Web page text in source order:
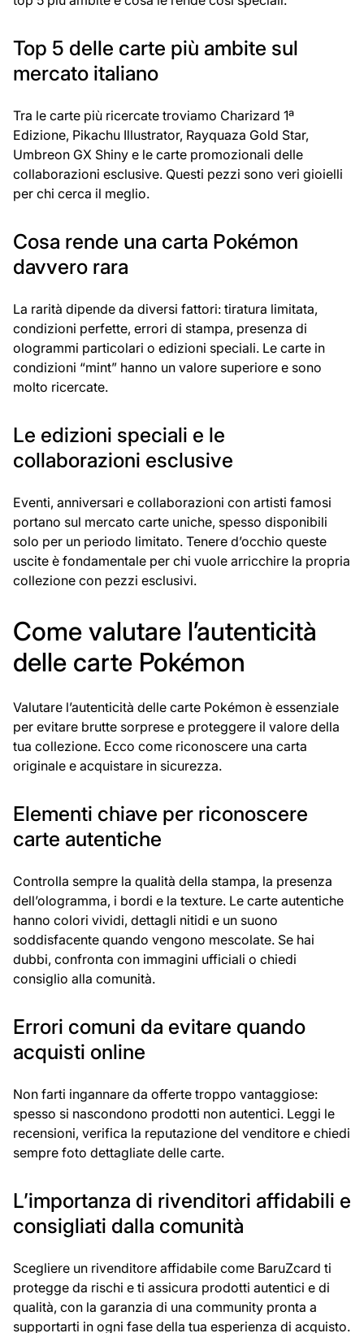
Top 5 delle carte più ambite sul
mercato italiano
Tra le carte più ricercate troviamo Charizard 1ª
Edizione, Pikachu Illustrator, Rayquaza Gold Star,
Umbreon GX Shiny e le carte promozionali delle
collaborazioni esclusive. Questi pezzi sono veri gioielli
per chi cerca il meglio.
Cosa rende una carta Pokémon
davvero rara
La rarità dipende da diversi fattori: tiratura limitata,
condizioni perfette, errori di stampa, presenza di
ologrammi particolari o edizioni speciali. Le carte in
condizioni “mint” hanno un valore superiore e sono
molto ricercate.
Le edizioni speciali e le
collaborazioni esclusive
Eventi, anniversari e collaborazioni con artisti famosi
portano sul mercato carte uniche, spesso disponibili
solo per un periodo limitato. Tenere d’occhio queste
uscite è fondamentale per chi vuole arricchire la propria
collezione con pezzi esclusivi.
Come valutare l’autenticità
delle carte Pokémon
Valutare l’autenticità delle carte Pokémon è essenziale
per evitare brutte sorprese e proteggere il valore della
tua collezione. Ecco come riconoscere una carta
originale e acquistare in sicurezza.
Elementi chiave per riconoscere
carte autentiche
Controlla sempre la qualità della stampa, la presenza
dell’ologramma, i bordi e la texture. Le carte autentiche
hanno colori vividi, dettagli nitidi e un suono
soddisfacente quando vengono mescolate. Se hai
dubbi, confronta con immagini ufficiali o chiedi
consiglio alla comunità.
Errori comuni da evitare quando
acquisti online
Non farti ingannare da offerte troppo vantaggiose:
spesso si nascondono prodotti non autentici. Leggi le
recensioni, verifica la reputazione del venditore e chiedi
sempre foto dettagliate delle carte.
L’importanza di rivenditori affidabili e
consigliati dalla comunità
Scegliere un rivenditore affidabile come BaruZcard ti
protegge da rischi e ti assicura prodotti autentici e di
qualità, con la garanzia di una community pronta a
supportarti in ogni fase della tua esperienza di acquisto.